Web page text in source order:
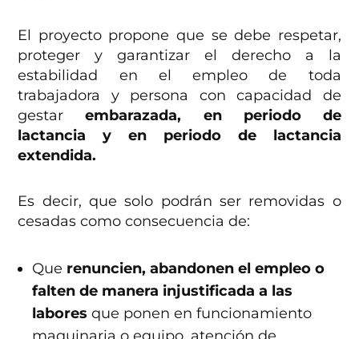
El proyecto propone que se debe respetar,
proteger y garantizar el derecho a la
estabilidad en el empleo de toda
trabajadora y persona con capacidad de
gestarembarazada, en periodo de
lactancia y en periodo de lactancia
extendida.
Es decir, que solo podrán ser removidas o
cesadas como consecuencia de:
Que renuncien, abandonen el empleo o
falten de manera injustificada a las
labores que ponen en funcionamiento